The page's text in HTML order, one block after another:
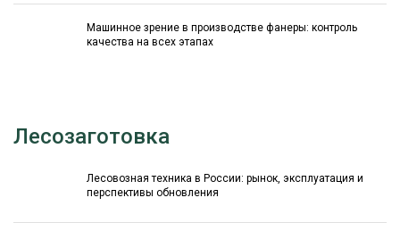
Машинное зрение в производстве фанеры: контроль
качества на всех этапах
Лесозаготовка
Лесовозная техника в России: рынок, эксплуатация и
перспективы обновления